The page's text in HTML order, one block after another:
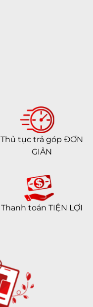
Thủ tục trả góp ĐƠN
GIẢN
Thanh toán TIỆN LỢI